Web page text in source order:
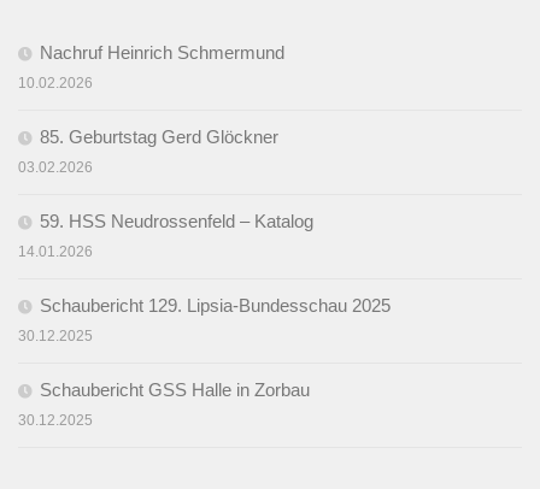
Nachruf Heinrich Schmermund
10.02.2026
85. Geburtstag Gerd Glöckner
03.02.2026
59. HSS Neudrossenfeld – Katalog
14.01.2026
Schaubericht 129. Lipsia-Bundesschau 2025
30.12.2025
Schaubericht GSS Halle in Zorbau
30.12.2025